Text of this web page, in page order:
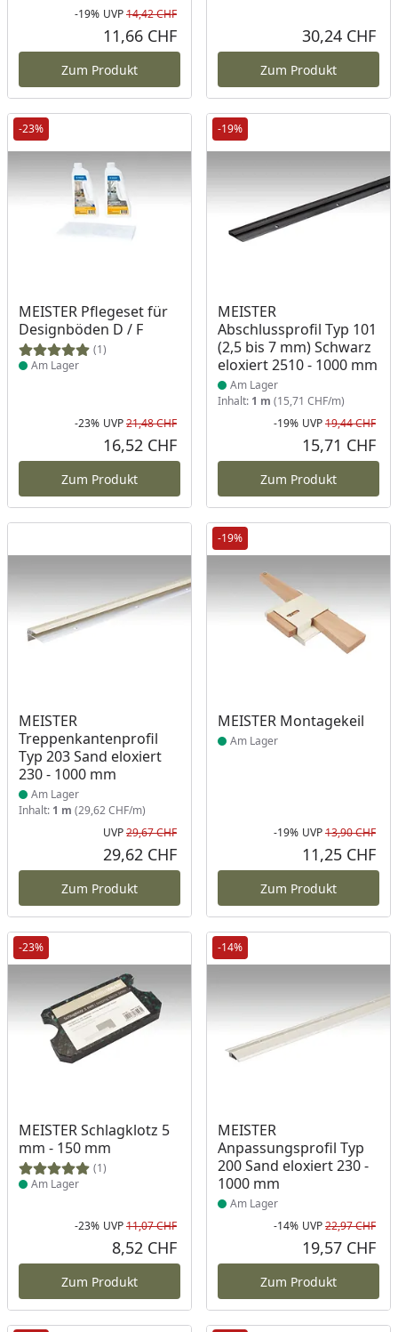
Rabatt in Prozent
-19%
Ursprünglicher Preis
UVP14,42 CHF
11,66 CHF
Zum Produkt
30,24 CHF
Zum Produkt
-23%
MEISTER Pflegeset für
Designböden D / F
(1)
Produkt am Lager
Am Lager
Rabatt in Prozent
-23%
Ursprünglicher Preis
UVP21,48 CHF
16,52 CHF
Zum Produkt
-19%
MEISTER
Abschlussprofil Typ 101
(2,5 bis 7 mm) Schwarz
eloxiert 2510 - 1000 mm
Produkt am Lager
Am Lager
Inhalt: 1 m (15,71 CHF/m)
-19% UVP19,44 CHF
15,71 CHF
Zum Produkt
MEISTER
Treppenkantenprofil
Typ 203 Sand eloxiert
230 - 1000 mm
Produkt am Lager
Am Lager
Inhalt: 1 m (29,62 CHF/m)
Ursprünglicher Preis
UVP29,67 CHF
29,62 CHF
Zum Produkt
-19%
MEISTER Montagekeil
Produkt am Lager
Am Lager
-19% UVP13,90 CHF
11,25 CHF
Zum Produkt
-23%
MEISTER Schlagklotz 5
mm - 150 mm
(1)
Produkt am Lager
Am Lager
Rabatt in Prozent
-23%
Ursprünglicher Preis
UVP11,07 CHF
8,52 CHF
Zum Produkt
-14%
MEISTER
Anpassungsprofil Typ
200 Sand eloxiert 230 -
1000 mm
Produkt am Lager
Am Lager
-14% UVP22,97 CHF
19,57 CHF
Zum Produkt